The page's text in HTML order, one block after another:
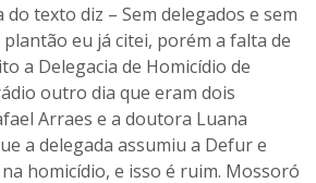
do texto diz – Sem delegados e sem
eu já citei, porém a falta de
a Delegacia de Homicídio de
outro dia que eram dois
Arraes e a doutora Luana
a delegada assumiu a Defur e
homicídio, e isso é ruim. Mossoró